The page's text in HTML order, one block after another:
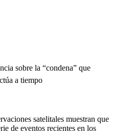
sobre la “condena” que
a tiempo
satelitales muestran que
de eventos recientes en los